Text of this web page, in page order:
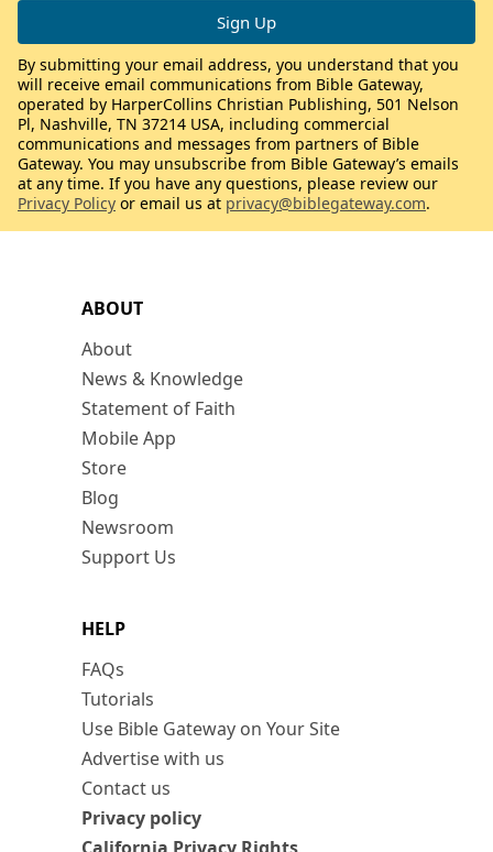
ABOUT
About
News & Knowledge
Statement of Faith
Mobile App
Store
Blog
Newsroom
Support Us
HELP
FAQs
Tutorials
Use Bible Gateway on Your Site
Advertise with us
Contact us
Privacy policy
By submitting your email address, you understand that you
will receive email communications from Bible Gateway,
operated by HarperCollins Christian Publishing, 501 Nelson
Pl, Nashville, TN 37214 USA, including commercial
communications and messages from partners of Bible
Gateway. You may unsubscribe from Bible Gateway’s emails
at any time. If you have any questions, please review our
Privacy Policy or email us at privacy@biblegateway.com.